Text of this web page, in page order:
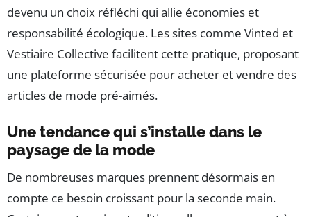
devenu un choix réfléchi qui allie économies et
responsabilité écologique. Les sites comme Vinted et
Vestiaire Collective facilitent cette pratique, proposant
une plateforme sécurisée pour acheter et vendre des
articles de mode pré-aimés.
Une tendance qui s’installe dans le
paysage de la mode
De nombreuses marques prennent désormais en
compte ce besoin croissant pour la seconde main.